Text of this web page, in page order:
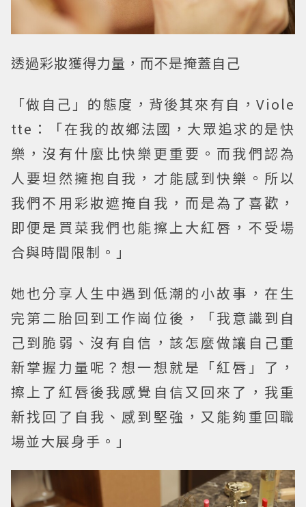
透過彩妝獲得力量，而不是掩蓋自己
「做自己」的態度，背後其來有自，Viole
tte：「在我的故鄉法國，大眾追求的是快
樂，沒有什麼比快樂更重要。而我們認為
人要坦然擁抱自我，才能感到快樂。所以
我們不用彩妝遮掩自我，而是為了喜歡，
即便是買菜我們也能擦上大紅唇，不受場
合與時間限制。」
她也分享人生中遇到低潮的小故事，在生
完第二胎回到工作崗位後，「我意識到自
己到脆弱、沒有自信，該怎麼做讓自己重
新掌握力量呢？想一想就是「紅唇」了，
擦上了紅唇後我感覺自信又回來了，我重
新找回了自我、感到堅強，又能夠重回職
場並大展身手。」